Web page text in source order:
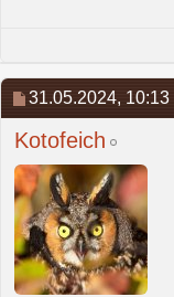
31.05.2024, 10:13
Kotofeich